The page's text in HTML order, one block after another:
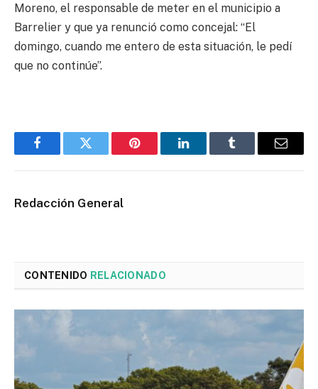
Moreno, el responsable de meter en el municipio a
Barrelier y que ya renunció como concejal: “El
domingo, cuando me entero de esta situación, le pedí
que no continúe”.
FacebookTwitter Pinterest LinkedInTumblr Email
Redacción General
CONTENIDO RELACIONADO